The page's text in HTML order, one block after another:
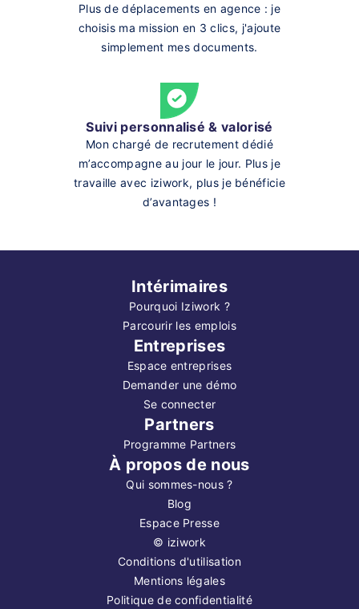
Plus de déplacements en agence : je
choisis ma mission en 3 clics, j'ajoute
simplement mes documents.
Suivi personnalisé & valorisé
Mon chargé de recrutement dédié
m’accompagne au jour le jour. Plus je
travaille avec iziwork, plus je bénéficie
d’avantages !
Intérimaires
Pourquoi Iziwork ?
Parcourir les emplois
Entreprises
Espace entreprises
Demander une démo
Se connecter
Partners
Programme Partners
À propos de nous
Qui sommes-nous ?
Blog
Espace Presse
© iziwork
Conditions d'utilisation
Mentions légales
Politique de confidentialité